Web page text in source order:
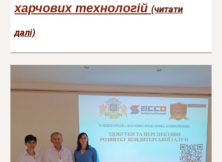
харчових технологій (читати
далі)